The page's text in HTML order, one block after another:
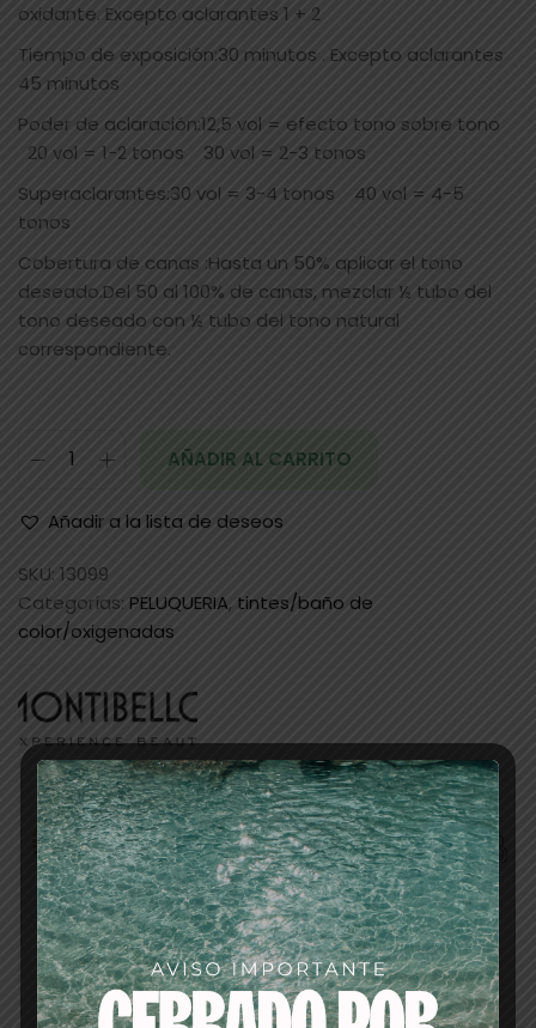
oxidante. Excepto aclarantes 1 + 2
Tiempo de exposición:30 minutos . Excepto aclarantes
45 minutos
Poder de aclaración:12,5 vol = efecto tono sobre tono
20 vol = 1-2 tonos 30 vol = 2-3 tonos
Superaclarantes:30 vol = 3-4 tonos 40 vol = 4-5
tonos
Cobertura de canas :Hasta un 50% aplicar el tono
deseado.Del 50 al 100% de canas, mezclar ½ tubo del
tono deseado con ½ tubo del tono natural
correspondiente.
AÑADIR AL CARRITO
Añadir a la lista de deseos
SKU: 13099
Categorías: PELUQUERIA, tintes/baño de
color/oxigenadas
Descripción